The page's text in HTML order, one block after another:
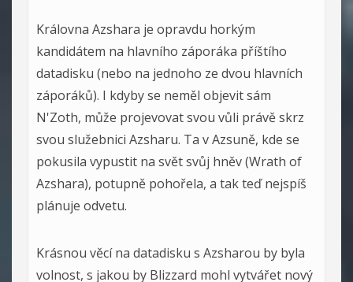
Královna Azshara je opravdu horkým
kandidátem na hlavního záporáka příštího
datadisku (nebo na jednoho ze dvou hlavních
záporáků). I kdyby se neměl objevit sám
N'Zoth, může projevovat svou vůli právě skrz
svou služebnici Azsharu. Ta v Azsuně, kde se
pokusila vypustit na svět svůj hněv (Wrath of
Azshara), potupně pohořela, a tak teď nejspíš
plánuje odvetu.
Krásnou věcí na datadisku s Azsharou by byla
volnost, s jakou by Blizzard mohl vytvářet nový